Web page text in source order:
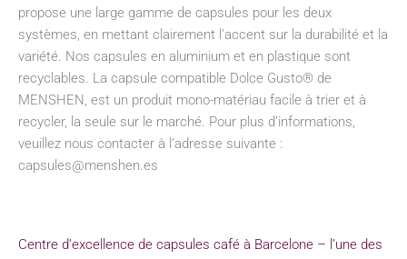
propose une large gamme de capsules pour les deux
systèmes, en mettant clairement l’accent sur la durabilité et la
variété. Nos capsules en aluminium et en plastique sont
recyclables. La capsule compatible Dolce Gusto® de
MENSHEN, est un produit mono-matériau facile à trier et à
recycler, la seule sur le marché. Pour plus d’informations,
veuillez nous contacter à l’adresse suivante :
capsules@menshen.es
Centre d’excellence de capsules café à Barcelone – l’une des